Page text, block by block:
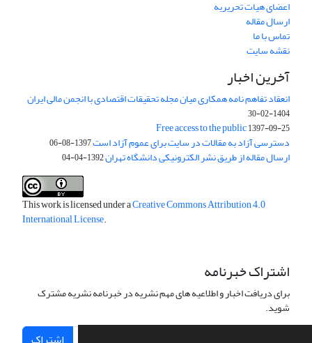
اعضای هیات تحریریه
ارسال مقاله
تماس با ما
نقشه سایت
آخرین اخبار
انعقاد تفاهم نامه همکاری میان مجله تحقیقات اقتصادی با انجمن مالی ایران
1404-02-30
Free access to the public1397-09-25
دسترسی آزاد به مقالات در سایت برای عموم آزاد است1397-08-06
ارسال مقاله از طریق نشر الکترونیکی دانشگاه تهران1392-04-04
This work is licensed under aCreative Commons Attribution 4.0
International License.
اشتراک خبرنامه
برای دریافت اخبار و اطلاعیه های مهم نشریه در خبرنامه نشریه مشترک
شوید.